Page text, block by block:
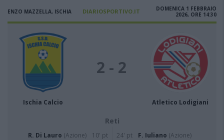
ENZO MAZZELLA, ISCHIA DIARIOSPORTIVO.IT
DOMENICA 1 FEBBRAIO
2026, ORE 14:30
Ischia Calcio
2 - 2
Atletico Lodigiani
Reti
R. Di Lauro (Azione)
10' pt
24' pt F. Iuliano (Azione)